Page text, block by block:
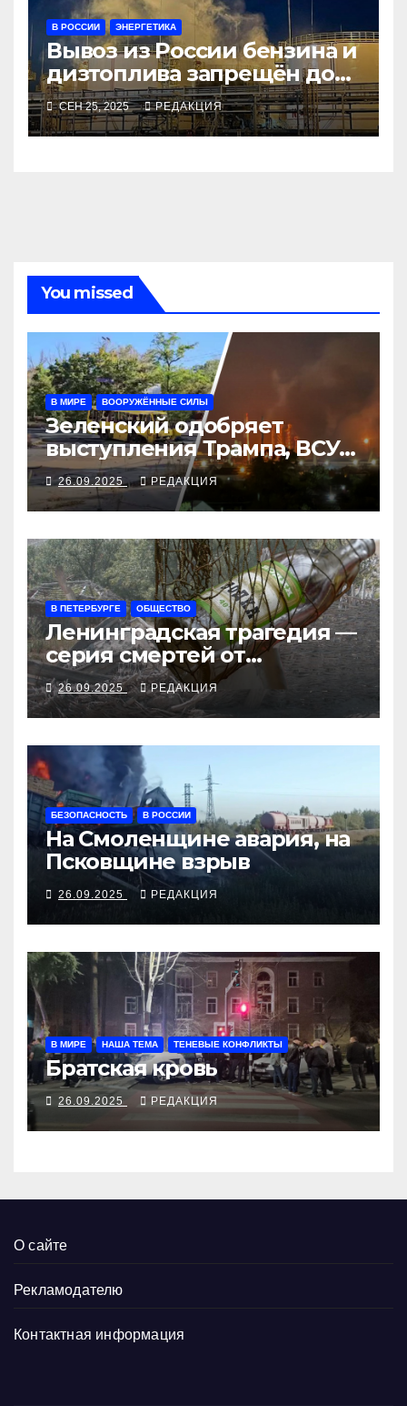
В РОССИИ ЭНЕРГЕТИКА
Вывоз из России бензина и
дизтоплива запрещён до
конца года
СЕН 25, 2025 РЕДАКЦИЯ
You missed
В МИРЕ ВООРУЖЁННЫЕ СИЛЫ
Зеленский одобряет
выступления Трампа, ВСУ
закрыли Добропольский
рубеж
26.09.2025 РЕДАКЦИЯ
В ПЕТЕРБУРГЕ ОБЩЕСТВО
Ленинградская трагедия —
серия смертей от
алкосуррогата
26.09.2025 РЕДАКЦИЯ
БЕЗОПАСНОСТЬ В РОССИИ
На Смоленщине авария, на
Псковщине взрыв
26.09.2025 РЕДАКЦИЯ
В МИРЕ НАША ТЕМА ТЕНЕВЫЕ КОНФЛИКТЫ
Братская кровь
26.09.2025 РЕДАКЦИЯ
О сайте
Рекламодателю
Контактная информация